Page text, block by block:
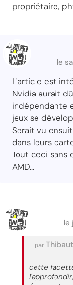
propriétaire,
le
L'article est
Nvidia aurait
indépendante
jeux se
Serait vu
dans leurs
Tout ceci sans
AMD...
le
par
cette